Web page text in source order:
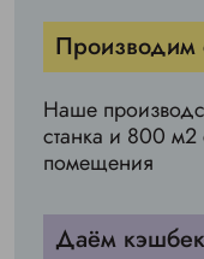
Производим
Наше
станка и 800 м2
помещения
Даём кэшбек